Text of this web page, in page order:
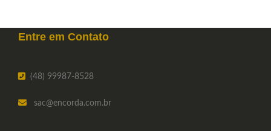
Entre em Contato
(48) 99987-8528
sac@encorda.com.br